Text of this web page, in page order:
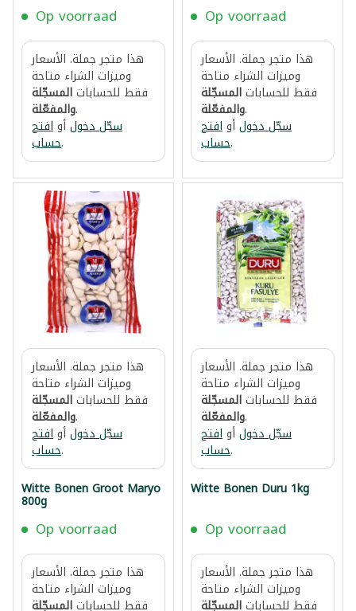
Op voorraad
هذا متجر جملة. الأسعار
وميزات الشراء متاحة
فقط للحساباتالمسجّلة
والمفعّلة.
سجّل دخولأوافتح
حساب.
Op voorraad
هذا متجر جملة. الأسعار
وميزات الشراء متاحة
فقط للحساباتالمسجّلة
والمفعّلة.
سجّل دخولأوافتح
حساب.
هذا متجر جملة. الأسعار
وميزات الشراء متاحة
فقط للحساباتالمسجّلة
والمفعّلة.
سجّل دخولأوافتح
حساب.
Witte Bonen Groot Maryo
800g
Op voorraad
هذا متجر جملة. الأسعار
وميزات الشراء متاحة
فقط للحساباتالمسجّلة
هذا متجر جملة. الأسعار
وميزات الشراء متاحة
فقط للحساباتالمسجّلة
والمفعّلة.
سجّل دخولأوافتح
حساب.
Witte Bonen Duru 1kg
Op voorraad
هذا متجر جملة. الأسعار
وميزات الشراء متاحة
فقط للحساباتالمسجّلة